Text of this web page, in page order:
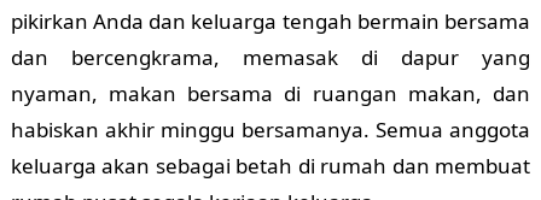
pikirkan Anda dan keluarga tengah bermain bersama
dan bercengkrama, memasak di dapur yang
nyaman, makan bersama di ruangan makan, dan
habiskan akhir minggu bersamanya. Semua anggota
keluarga akan sebagai betah di rumah dan membuat